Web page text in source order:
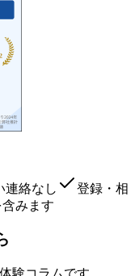
連絡なし
登録・相
みます
験コラムです。